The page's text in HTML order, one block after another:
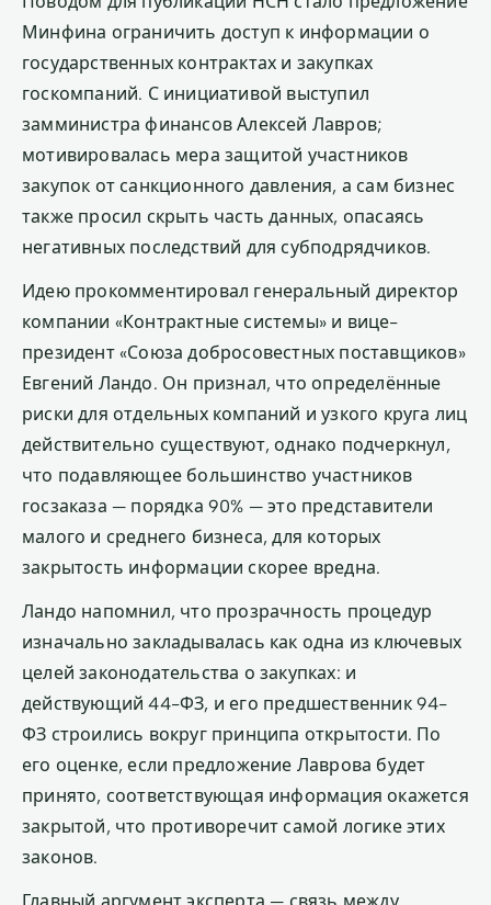
Минфина ограничить доступ к информации о
государственных контрактах и закупках
госкомпаний. С инициативой выступил
замминистра финансов Алексей Лавров;
мотивировалась мера защитой участников
закупок от санкционного давления, а сам бизнес
также просил скрыть часть данных, опасаясь
негативных последствий для субподрядчиков.
Идею прокомментировал генеральный директор
компании «Контрактные системы» и вице-
президент «Союза добросовестных поставщиков»
Евгений Ландо. Он признал, что определённые
риски для отдельных компаний и узкого круга лиц
действительно существуют, однако подчеркнул,
что подавляющее большинство участников
госзаказа — порядка 90% — это представители
малого и среднего бизнеса, для которых
закрытость информации скорее вредна.
Ландо напомнил, что прозрачность процедур
изначально закладывалась как одна из ключевых
целей законодательства о закупках: и
действующий 44-ФЗ, и его предшественник 94-
ФЗ строились вокруг принципа открытости. По
его оценке, если предложение Лаврова будет
принято, соответствующая информация окажется
закрытой, что противоречит самой логике этих
законов.